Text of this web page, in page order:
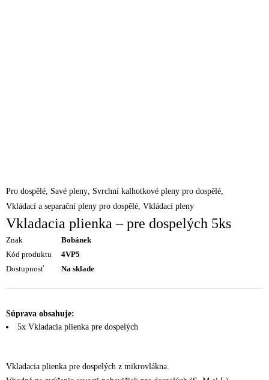
Pro dospělé Savé pleny Svrchní kalhotkové pleny pro dospělé
Vkládací a separační pleny pro dospělé Vkládací pleny
Vkladacia plienka – pre dospelých 5ks
Znak
Bobánek
Kód produktu
4VP5
Dostupnosť
Na sklade
Súprava obsahuje:
5x Vkladacia plienka pre dospelých
Vkladacia plienka pre dospelých z mikrovlákna.